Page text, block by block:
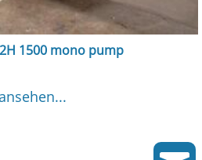
1500 mono pump